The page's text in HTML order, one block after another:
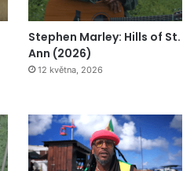
Stephen Marley: Hills of St.
Ann (2026)
12 května, 2026